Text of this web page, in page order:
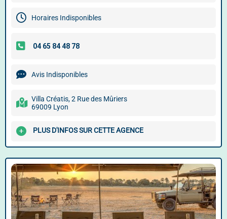
Horaires Indisponibles
Avis Indisponibles
Villa Créatis, 2 Rue des Mûriers
69009 Lyon
PLUS D'INFOS SUR CETTE AGENCE